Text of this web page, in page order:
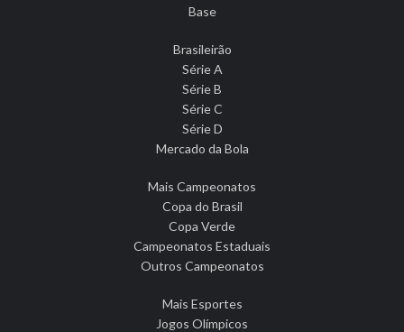
Base
Brasileirão
Série A
Série B
Série C
Série D
Mercado da Bola
Mais Campeonatos
Copa do Brasil
Copa Verde
Campeonatos Estaduais
Outros Campeonatos
Mais Esportes
Jogos Olímpicos